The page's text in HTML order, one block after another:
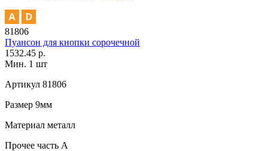
81806
Пуансон для кнопки сорочечной
1532.45 р.
Мин. 1 шт
Артикул 81806
Размер 9мм
Материал металл
Прочее часть A